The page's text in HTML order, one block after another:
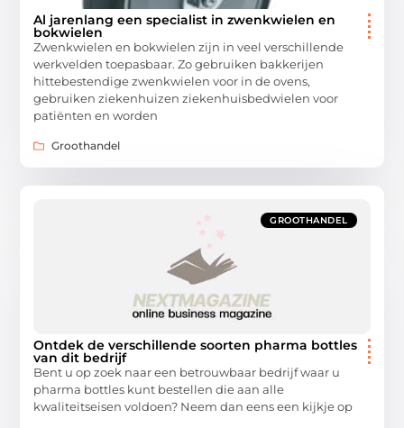
Al jarenlang een specialist in zwenkwielen en
bokwielen
Zwenkwielen en bokwielen zijn in veel verschillende
werkvelden toepasbaar. Zo gebruiken bakkerijen
hittebestendige zwenkwielen voor in de ovens,
gebruiken ziekenhuizen ziekenhuisbedwielen voor
patiënten en worden
Groothandel
GROOTHANDEL
Ontdek de verschillende soorten pharma bottles
van dit bedrijf
Bent u op zoek naar een betrouwbaar bedrijf waar u
pharma bottles kunt bestellen die aan alle
kwaliteitseisen voldoen? Neem dan eens een kijkje op